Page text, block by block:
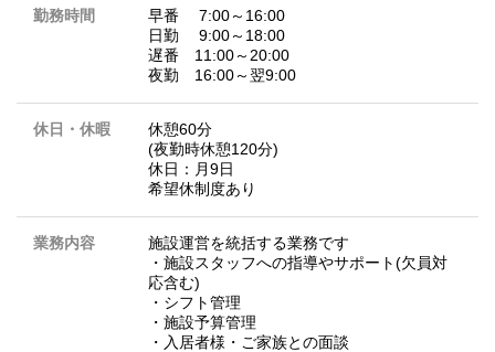
勤務時間
早番 7:00～16:00
日勤 9:00～18:00
遅番 11:00～20:00
夜勤 16:00～翌9:00
休日・休暇
休憩60分
(夜勤時休憩120分)
休日：月9日
希望休制度あり
業務内容
施設運営を統括する業務です
・施設スタッフへの指導やサポート(欠員対
応含む)
・シフト管理
・施設予算管理
・入居者様・ご家族との面談